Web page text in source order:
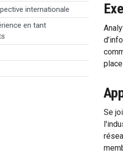
internationale
en tant
Se